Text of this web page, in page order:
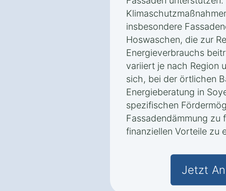
insbesondere
Hoswaschen, die zur
Energieverbrauchs
variiert je nach Region
sich, bei der örtlichen
Energieberatung in
spezifischen
Fassadendämmung zu
finanziellen Vorteile zu
Jetzt